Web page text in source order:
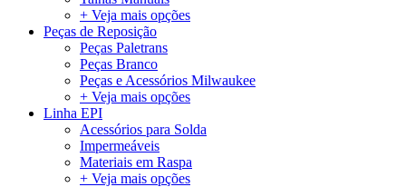
+ Veja mais opções
Peças de Reposição
Peças Paletrans
Peças Branco
Peças e Acessórios Milwaukee
+ Veja mais opções
Linha EPI
Acessórios para Solda
Impermeáveis
Materiais em Raspa
+ Veja mais opções